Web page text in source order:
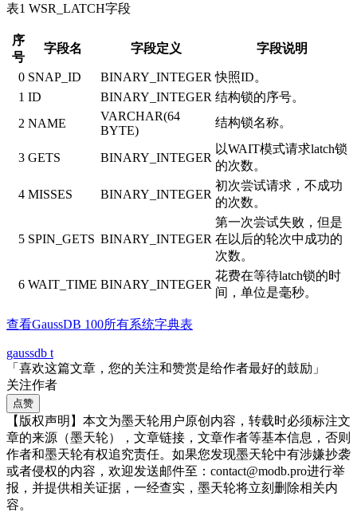
表1 WSR_LATCH字段
序
号
字段名 字段定义 字段说明
0 SNAP_ID BINARY_INTEGER 快照ID。
1 ID BINARY_INTEGER 结构锁的序号。
2 NAME
VARCHAR(64
BYTE)
结构锁名称。
3 GETS BINARY_INTEGER
以WAIT模式请求latch锁
的次数。
4 MISSES BINARY_INTEGER
初次尝试请求，不成功
的次数。
5 SPIN_GETS BINARY_INTEGER
第一次尝试失败，但是
在以后的轮次中成功的
次数。
6 WAIT_TIME BINARY_INTEGER
花费在等待latch锁的时
间，单位是毫秒。
查看GaussDB 100所有系统字典表
gaussdb t
「喜欢这篇文章，您的关注和赞赏是给作者最好的鼓励」
关注作者
点赞
【版权声明】本文为墨天轮用户原创内容，转载时必须标注文
章的来源（墨天轮），文章链接，文章作者等基本信息，否则
作者和墨天轮有权追究责任。如果您发现墨天轮中有涉嫌抄袭
或者侵权的内容，欢迎发送邮件至：contact@modb.pro进行举
报，并提供相关证据，一经查实，墨天轮将立刻删除相关内
容。